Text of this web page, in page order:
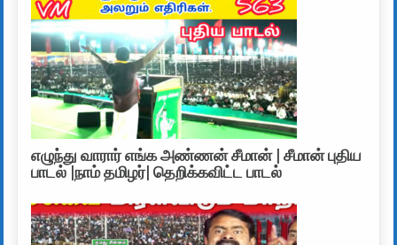
எழுந்து வாரார் எங்க அண்ணன் சீமான் | சீமான் புதிய
பாடல் |நாம் தமிழர்| தெறிக்கவிட்ட பாடல்